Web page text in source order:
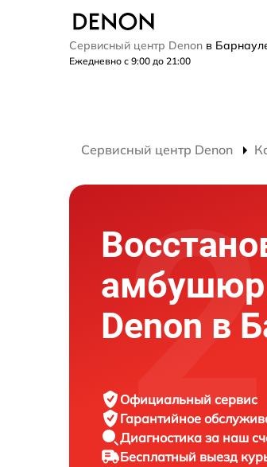
Сервисный центр Denon в
Ежедневно с 9:00 до 21:00
Сервисный центр Denon
амбушюр
Denon в
Официальный сервис
Гарантийное
Диагностика за наш
Бесплатный выезд